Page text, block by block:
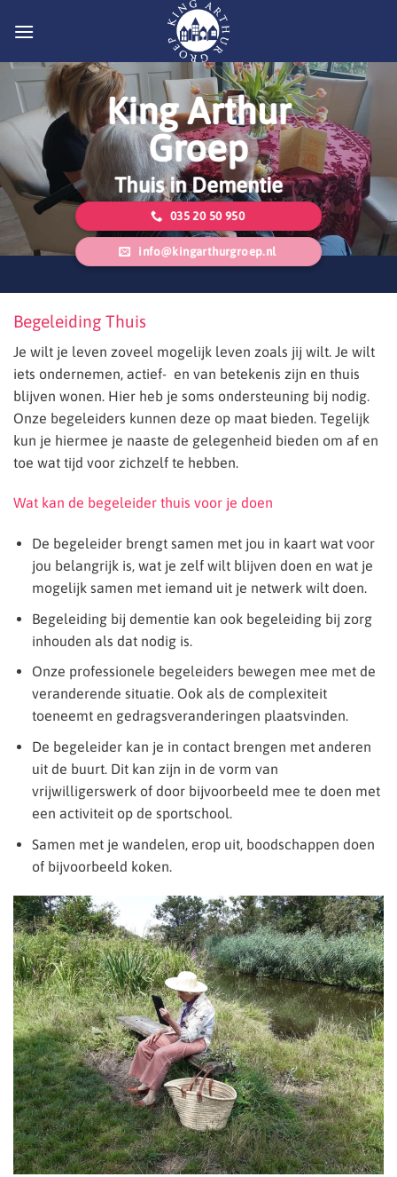
naar
King Arthur
Groep
Thuis in Dementie
035 20 50 950
info@kingarthurgroep.nl
Begeleiding Thuis
Je wilt je leven zoveel mogelijk leven zoals jij wilt. Je wilt
iets ondernemen, actief- en van betekenis zijn en thuis
blijven wonen. Hier heb je soms ondersteuning bij nodig.
Onze begeleiders kunnen deze op maat bieden. Tegelijk
kun je hiermee je naaste de gelegenheid bieden om af en
toe wat tijd voor zichzelf te hebben.
Wat kan de begeleider thuis voor je doen
De begeleider brengt samen met jou in kaart wat voor
jou belangrijk is, wat je zelf wilt blijven doen en wat je
mogelijk samen met iemand uit je netwerk wilt doen.
Begeleiding bij dementie kan ook begeleiding bij zorg
inhouden als dat nodig is.
Onze professionele begeleiders bewegen mee met de
veranderende situatie. Ook als de complexiteit
toeneemt en gedragsveranderingen plaatsvinden.
De begeleider kan je in contact brengen met anderen
uit de buurt. Dit kan zijn in de vorm van
vrijwilligerswerk of door bijvoorbeeld mee te doen met
een activiteit op de sportschool.
Samen met je wandelen, erop uit, boodschappen doen
of bijvoorbeeld koken.